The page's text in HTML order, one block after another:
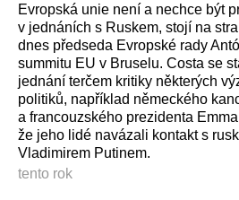
Evropská unie není a nechce být
v jednáních s Ruskem, stojí na
dnes předseda Evropské rady
summitu EU v Bruselu. Costa se
jednání terčem kritiky některých
politiků, například německého
a francouzského prezidenta
že jeho lidé navázali kontakt s
Vladimirem Putinem.
tento rok